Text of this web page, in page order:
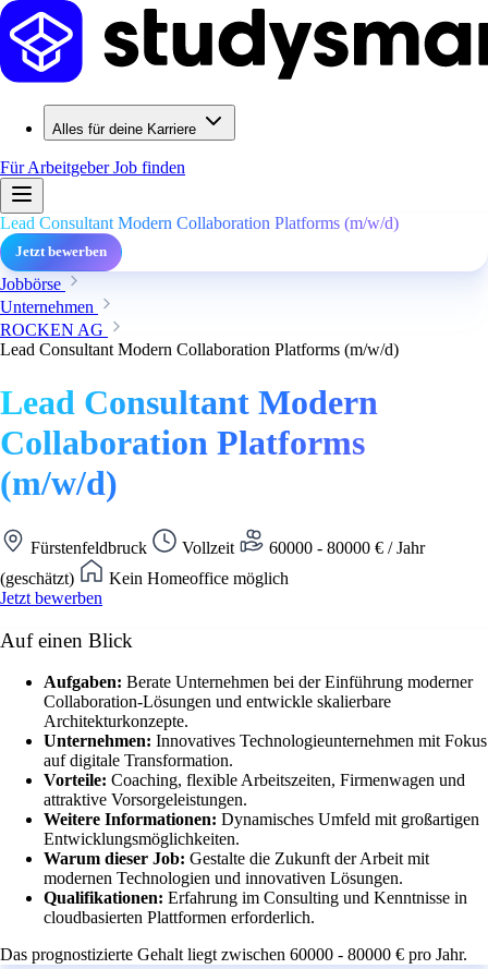
Alles für deine Karriere
Für ArbeitgeberJob finden
Lead Consultant Modern Collaboration Platforms (m/w/d)
Jetzt bewerben
Jobbörse
Unternehmen
ROCKEN AG
Lead Consultant Modern Collaboration Platforms (m/w/d)
Lead Consultant Modern
Collaboration Platforms
(m/w/d)
Fürstenfeldbruck Vollzeit
60000 - 80000 € / Jahr
(geschätzt)
Kein Homeoffice möglich
Jetzt bewerben
Auf einen Blick
Aufgaben: Berate Unternehmen bei der Einführung moderner
Collaboration-Lösungen und entwickle skalierbare
Architekturkonzepte.
Unternehmen: Innovatives Technologieunternehmen mit Fokus
auf digitale Transformation.
Vorteile: Coaching, flexible Arbeitszeiten, Firmenwagen und
attraktive Vorsorgeleistungen.
Weitere Informationen: Dynamisches Umfeld mit großartigen
Entwicklungsmöglichkeiten.
Warum dieser Job: Gestalte die Zukunft der Arbeit mit
modernen Technologien und innovativen Lösungen.
Qualifikationen: Erfahrung im Consulting und Kenntnisse in
cloudbasierten Plattformen erforderlich.
Das prognostizierte Gehalt liegt zwischen 60000 - 80000 € pro Jahr.